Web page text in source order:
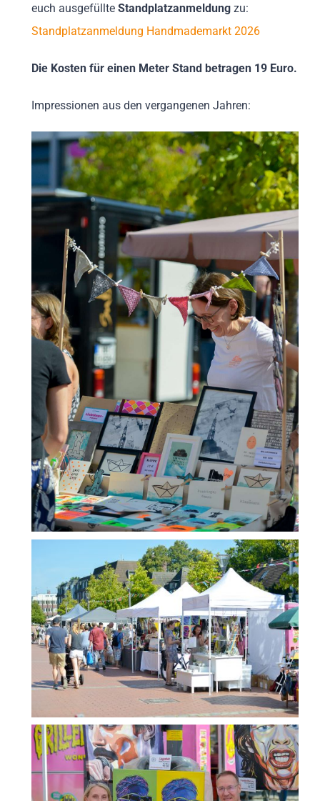
euch ausgefüllte Standplatzanmeldungzu:
Standplatzanmeldung Handmademarkt 2026
Die Kosten für einen Meter Stand betragen 19 Euro.
Impressionen aus den vergangenen Jahren: